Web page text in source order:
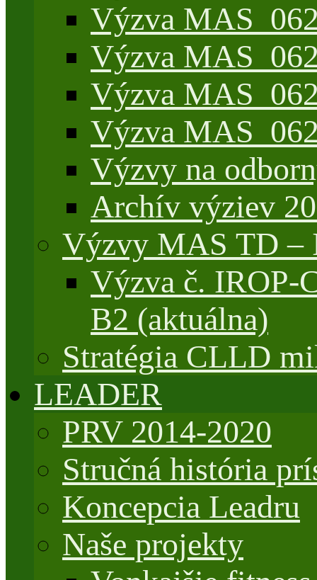
Výzva
Výzva
Výzva
Výzva
Výzvy na
Archív výziev
Výzvy MAS TD –
Výzva č. IROP-
B2 (aktuálna)
Stratégia CLLD
LEADER
PRV 2014-2020
Stručná história
Koncepcia Leadru
Naše projekty